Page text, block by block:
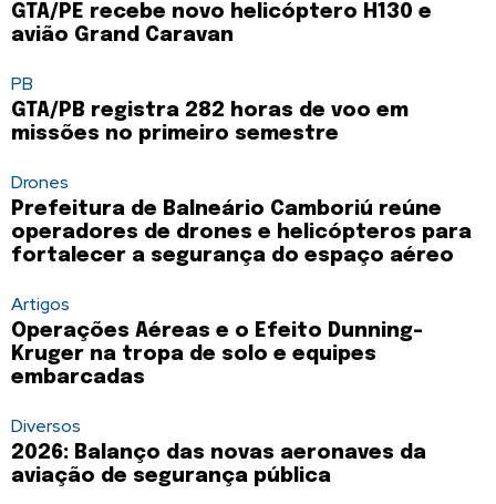
GTA/PE recebe novo helicóptero H130 e
avião Grand Caravan
PB
GTA/PB registra 282 horas de voo em
missões no primeiro semestre
Drones
Prefeitura de Balneário Camboriú reúne
operadores de drones e helicópteros para
fortalecer a segurança do espaço aéreo
Artigos
Operações Aéreas e o Efeito Dunning-
Kruger na tropa de solo e equipes
embarcadas
Diversos
2026: Balanço das novas aeronaves da
aviação de segurança pública